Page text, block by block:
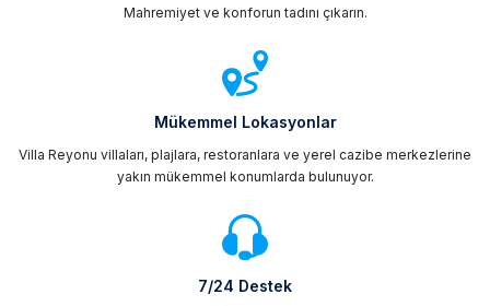
Mahremiyet ve konforun tadını çıkarın.
Mükemmel Lokasyonlar
Villa Reyonu villaları, plajlara, restoranlara ve yerel cazibe merkezlerine
yakın mükemmel konumlarda bulunuyor.
7/24 Destek